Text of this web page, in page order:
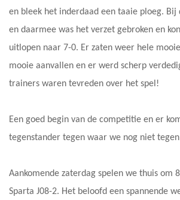
en bleek het inderdaad een taaie ploeg. Bij
en daarmee was het verzet gebroken en
uitlopen naar 7-0. Er zaten weer hele
mooie aanvallen en er werd scherp
trainers waren tevreden over het spel!
Een goed begin van de competitie en er
tegenstander tegen waar we nog niet
Aankomende zaterdag spelen we thuis om
Sparta J08-2. Het beloofd een spannende